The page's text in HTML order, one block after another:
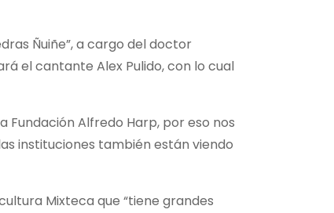
Ñuiñe”, a cargo del doctor
el cantante Alex Pulido, con lo cual
Alfredo Harp, por eso nos
instituciones también están viendo
Mixteca que “tiene grandes